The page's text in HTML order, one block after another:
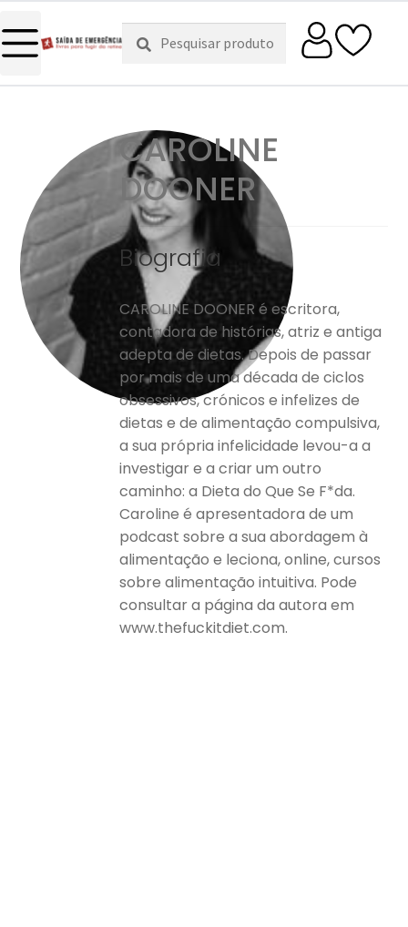
Pesquisar
por:
Pesquisa
CAROLINE
DOONER
Biografia
CAROLINE DOONER é escritora,
contadora de histórias, atriz e antiga
adepta de dietas. Depois de passar
por mais de uma década de ciclos
obsessivos, crónicos e infelizes de
dietas e de alimentação compulsiva,
a sua própria infelicidade levou-a a
investigar e a criar um outro
caminho: a Dieta do Que Se F*da.
Caroline é apresentadora de um
podcast sobre a sua abordagem à
alimentação e leciona, online, cursos
sobre alimentação intuitiva. Pode
consultar a página da autora em
www.thefuckitdiet.com.